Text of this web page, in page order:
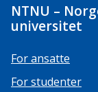
NTNU –
universitet
For ansatte
For studenter